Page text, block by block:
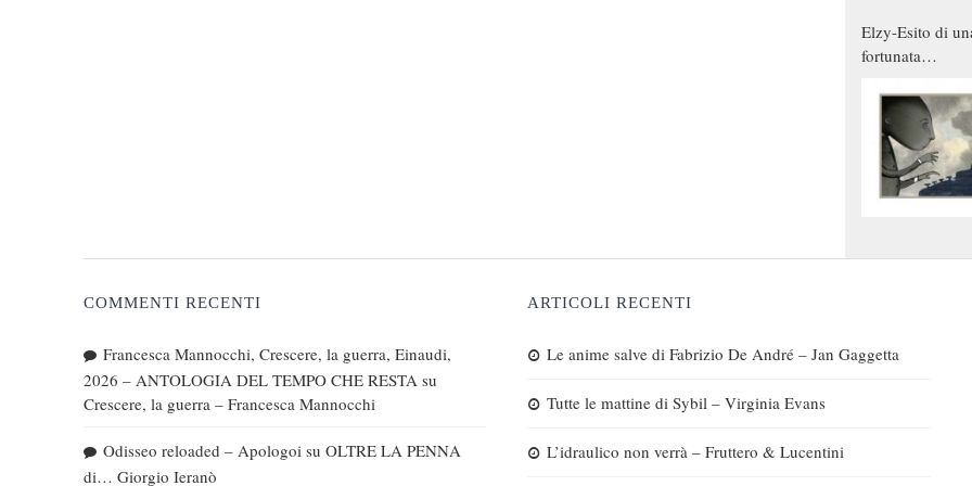
Elzy-Esito di
fortunata
COMMENTI RECENTI
Francesca Mannocchi, Crescere, la guerra, Einaudi,
2026 – ANTOLOGIA DEL TEMPO CHE RESTA su
Crescere, la guerra – Francesca Mannocchi
Odisseo reloaded – Apologoi su OLTRE LA PENNA
di… Giorgio Ieranò
ARTICOLI RECENTI
Le anime salve di Fabrizio De André – Jan Gaggetta
Tutte le mattine di Sybil – Virginia Evans
L’idraulico non verrà – Fruttero & Lucentini